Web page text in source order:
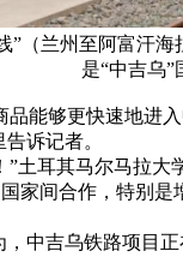
”（兰州至阿富汗
是“中吉乌
够更快速地进入
诉记者。
耳其马尔马拉大
家间合作，特别
吉乌铁路项目正